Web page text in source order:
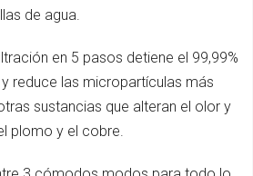
de agua.
en 5 pasos detiene el 99,99%
reduce las micropartículas más
sustancias que alteran el olor y
plomo y el cobre.